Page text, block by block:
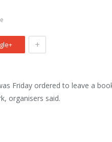
+
Friday ordered to leave a
organisers said.